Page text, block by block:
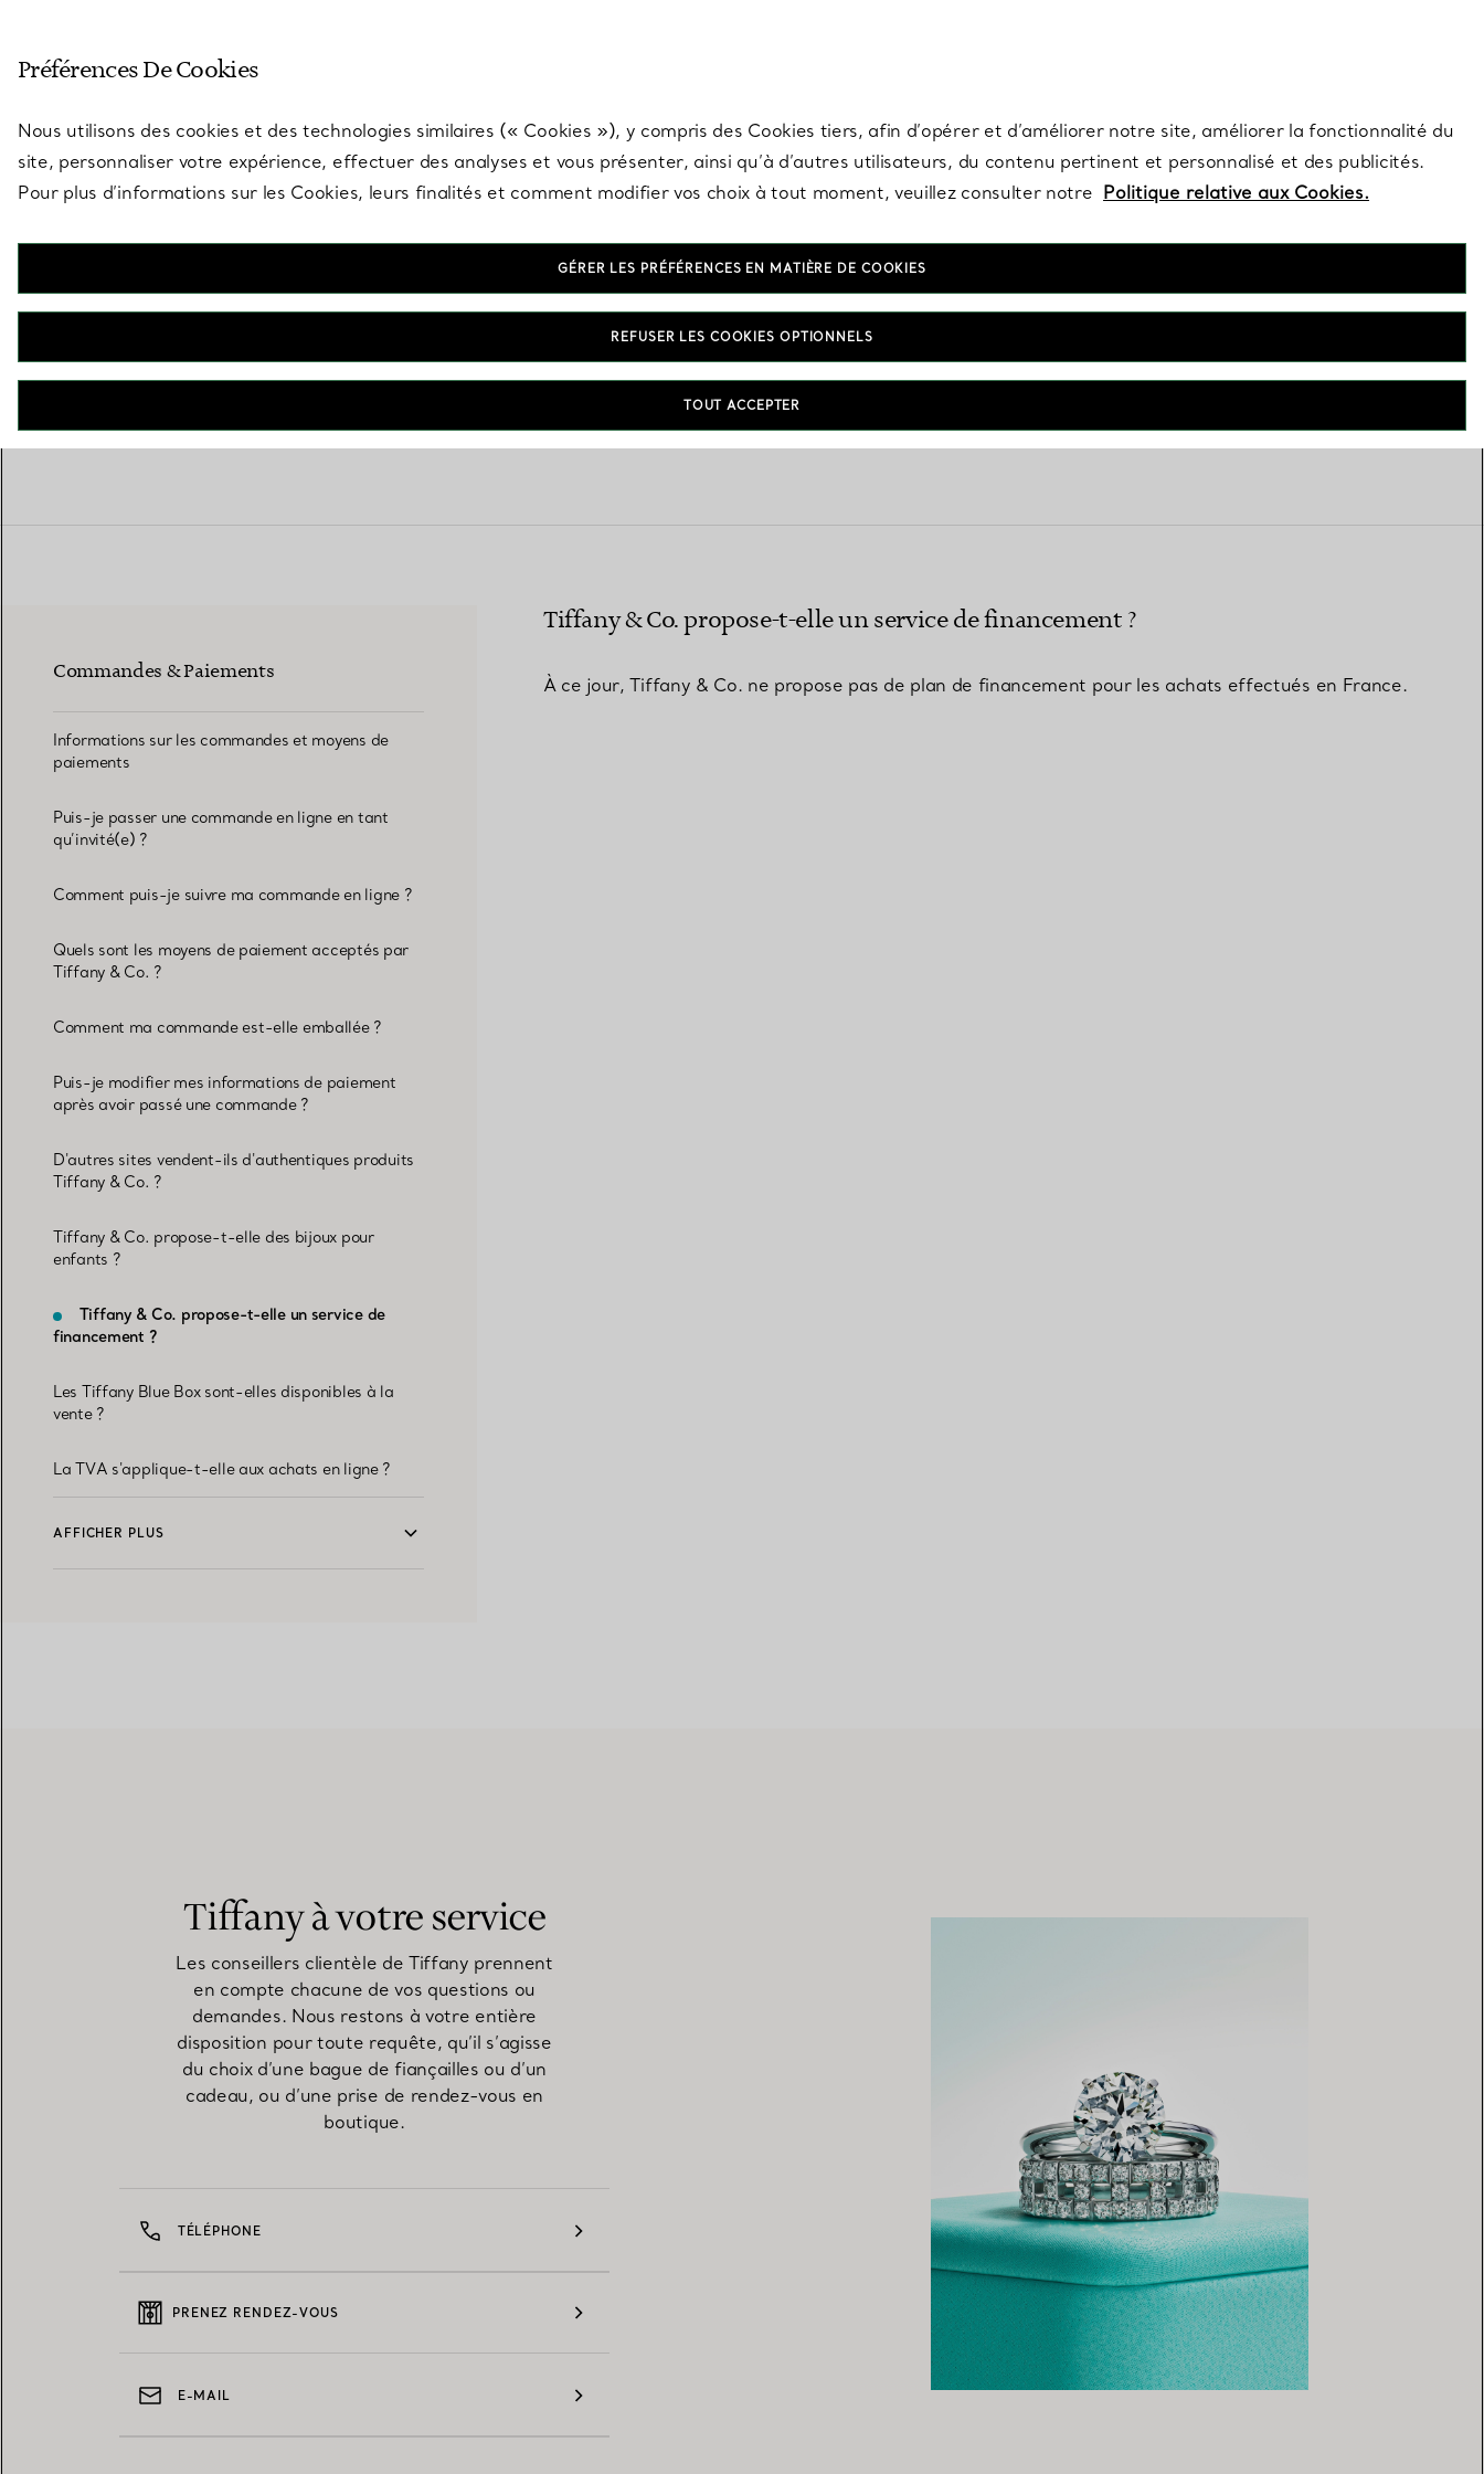
Prenez avec un expert en diamants Tiffany.
Commandes & Paiements
FAQ
Commandes & Paiements
Informations sur les commandes et moyens de
paiements
Puis-je passer une commande en ligne en tant
qu’invité(e) ?
Comment puis-je suivre ma commande en ligne ?
Quels sont les moyens de paiement acceptés par
Tiffany & Co. ?
Comment ma commande est-elle emballée ?
Puis-je modifier mes informations de paiement
après avoir passé une commande ?
D'autres sites vendent-ils d'authentiques produits
Tiffany & Co. ?
Tiffany & Co. propose-t-elle des bijoux pour
enfants ?
Tiffany & Co. propose-t-elle un service de
financement ?
Les Tiffany Blue Box sont-elles disponibles à la
vente ?
La TVA s'applique-t-elle aux achats en ligne ?
AFFICHER PLUS
Tiffany & Co. propose-t-elle un service de financement ?
À ce jour, Tiffany & Co. ne propose pas de plan de financement pour les achats effectués en France.
Tiffany à votre service
Les conseillers clientèle de Tiffany prennent
en compte chacune de vos questions ou
demandes. Nous restons à votre entière
disposition pour toute requête, qu’il s’agisse
du choix d’une bague de fiançailles ou d’un
cadeau, ou d’une prise de rendez-vous en
boutique.
TÉLÉPHONE
PRENEZ RENDEZ-VOUS
E-MAIL
Préférences De Cookies
Nous utilisons des cookies et des technologies similaires (« Cookies »), y compris des Cookies tiers, afin d’opérer et d’améliorer notre site, améliorer la fonctionnalité du
site, personnaliser votre expérience, effectuer des analyses et vous présenter, ainsi qu’à d’autres utilisateurs, du contenu pertinent et personnalisé et des publicités.
Pour plus d’informations sur les Cookies, leurs finalités et comment modifier vos choix à tout moment, veuillez consulter notre Politique relative aux Cookies.
GÉRER LES PRÉFÉRENCES EN MATIÈRE DE COOKIES
REFUSER LES COOKIES OPTIONNELS
TOUT ACCEPTER